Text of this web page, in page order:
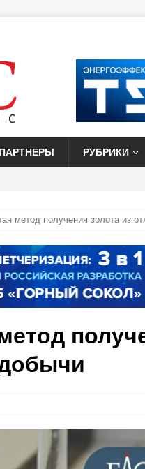
РУБРИКИ
метод получения золота из